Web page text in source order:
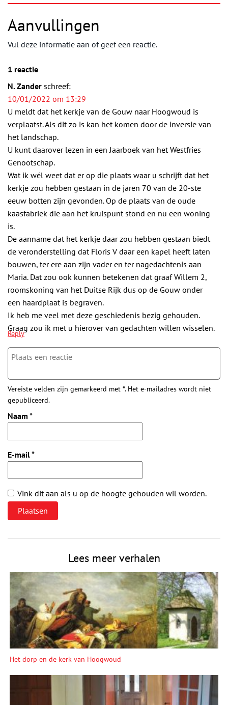
Aanvullingen
Vul deze informatie aan of geef een reactie.
1 reactie
N. Zander schreef:
10/01/2022 om 13:29
U meldt dat het kerkje van de Gouw naar Hoogwoud is
verplaatst. Als dit zo is kan het komen door de inversie van
het landschap.
U kunt daarover lezen in een Jaarboek van het Westfries
Genootschap.
Wat ik wél weet dat er op die plaats waar u schrijft dat het
kerkje zou hebben gestaan in de jaren 70 van de 20-ste
eeuw botten zijn gevonden. Op de plaats van de oude
kaasfabriek die aan het kruispunt stond en nu een woning
is.
De aanname dat het kerkje daar zou hebben gestaan biedt
de veronderstelling dat Floris V daar een kapel heeft laten
bouwen, ter ere aan zijn vader en ter nagedachtenis aan
Maria. Dat zou ook kunnen betekenen dat graaf Willem 2,
roomskoning van het Duitse Rijk dus op de Gouw onder
een haardplaat is begraven.
Ik heb me veel met deze geschiedenis bezig gehouden.
Graag zou ik met u hierover van gedachten willen wisselen.
Reply
Vereiste velden zijn gemarkeerd met *. Het e-mailadres wordt niet
gepubliceerd.
Naam *
E-mail*
Vink dit aan als u op de hoogte gehouden wil worden.
Lees meer verhalen
Het dorp en de kerk van Hoogwoud